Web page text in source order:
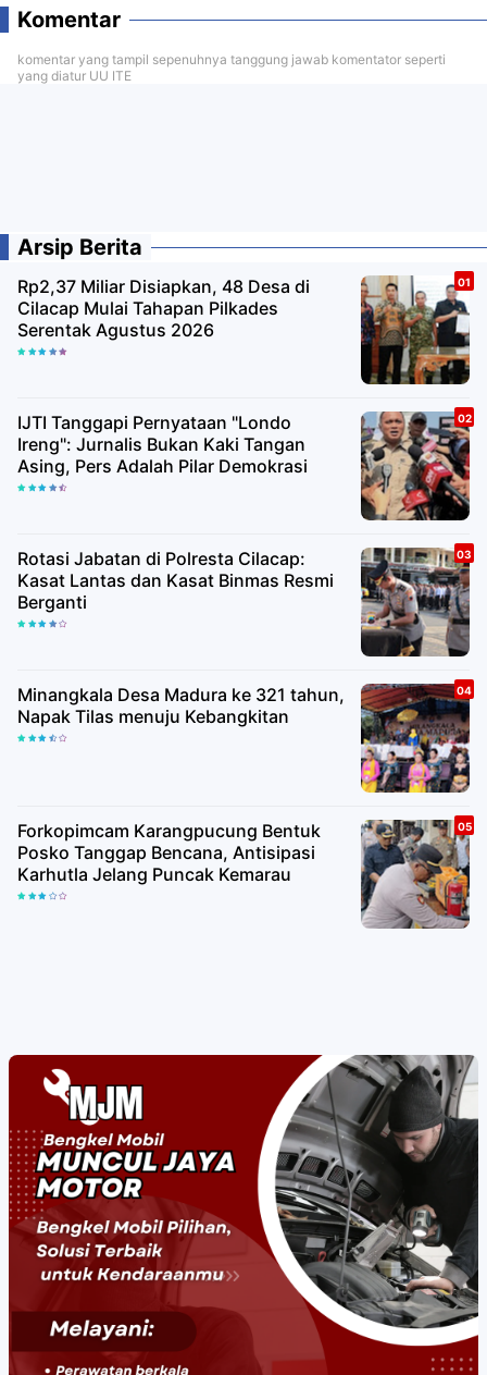
Komentar
komentar yang tampil sepenuhnya tanggung jawab komentator seperti
yang diatur UU ITE
Arsip Berita
Rp2,37 Miliar Disiapkan, 48 Desa di
Cilacap Mulai Tahapan Pilkades
Serentak Agustus 2026
IJTI Tanggapi Pernyataan "Londo
Ireng": Jurnalis Bukan Kaki Tangan
Asing, Pers Adalah Pilar Demokrasi
Rotasi Jabatan di Polresta Cilacap:
Kasat Lantas dan Kasat Binmas Resmi
Berganti
Minangkala Desa Madura ke 321 tahun,
Napak Tilas menuju Kebangkitan
Forkopimcam Karangpucung Bentuk
Posko Tanggap Bencana, Antisipasi
Karhutla Jelang Puncak Kemarau